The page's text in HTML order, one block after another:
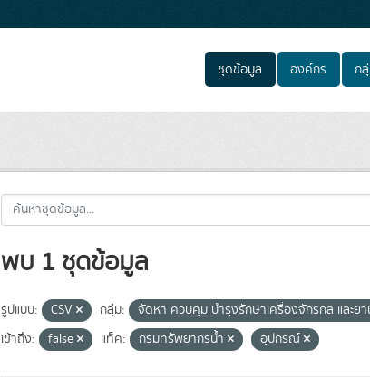
ชุดข้อมูล องค์กร ก
พบ 1 ชุดข้อมูล
รูปแบบ: CSV กลุ่ม: จัดหา ควบคุม บำรุงรักษาเครื่องจักรกล และย
เข้าถึง:
false แท็ค: กรมทรัพยากรน้ำ อุปกรณ์